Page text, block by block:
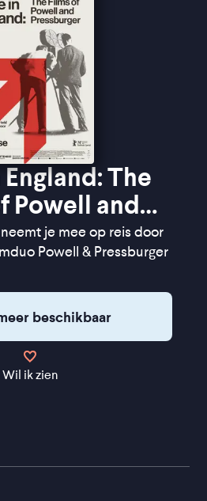
The
Powell and
je mee op reis door
Powell & Pressburger
beschikbaar
Wil ik zien